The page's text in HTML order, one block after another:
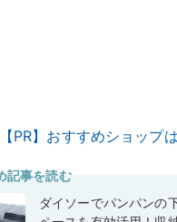
【PR】おすすめショップ
記事を読む
ダイソーでパンパンの